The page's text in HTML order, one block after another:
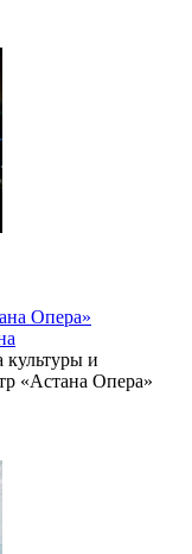
Опера»
и
«Астана Опера»